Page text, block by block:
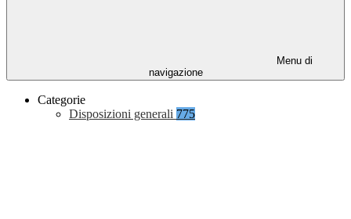
Menu di
navigazione
Categorie
Disposizioni generali 775